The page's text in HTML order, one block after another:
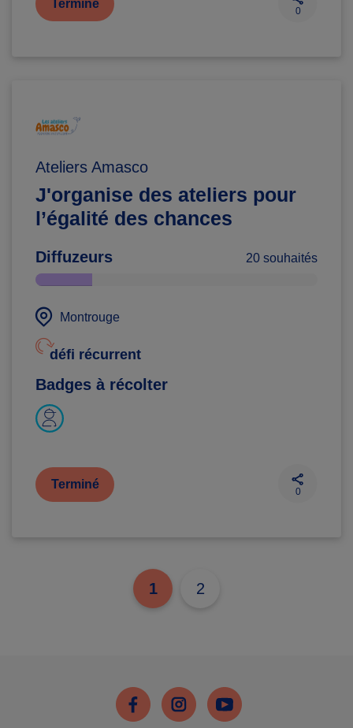
Terminé
0
Ateliers Amasco
J'organise des ateliers pour
l’égalité des chances
Diffuzeurs 20 souhaités
Montrouge
défi récurrent
Badges à récolter
Terminé
0
1 2
FacebookInstagramYoutube